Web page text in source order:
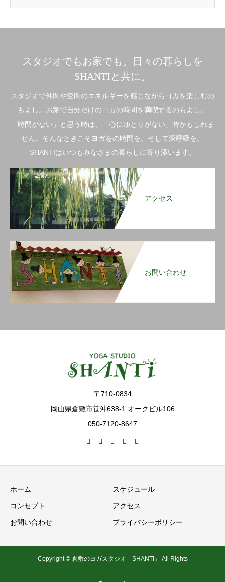
スタジオでもお家でも。日々の暮らしを
SHANTIと共に。
スタジオで仲間や空間のエネルギーを感じながらヨガを楽しむの
もよし。お家で自分だけのヨガの時間を満喫するのもよし。
「時間がない」と思う時は、「心にゆとりがない」時かもしれま
せん。そんなときこそヨガをの時間を。そして深呼吸を。
SHANTIはいつもみなさまの暮らしに寄り添います。
アクセス
お問い合わせ
〒710-0834
岡山県倉敷市笹沖638-1 オークビル106
050-7120-8647
ホーム スケジュール
コンセプト アクセス
お問い合わせ プライバシーポリシー
Copyright © 倉敷のヨガスタジオ「SHANTI」 All Rights